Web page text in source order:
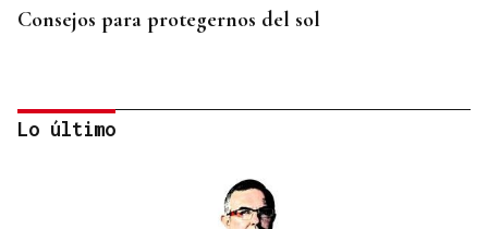
Consejos para protegernos del sol
Lo último